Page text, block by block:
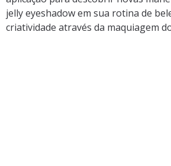
jelly eyeshadow em sua rotina de
criatividade através da maquiagem